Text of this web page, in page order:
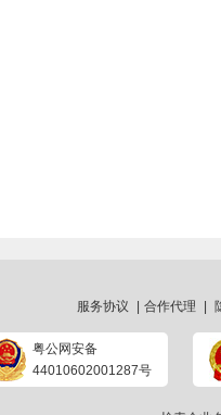
服务协议 合作代理
粤公网安备
44010602001287号